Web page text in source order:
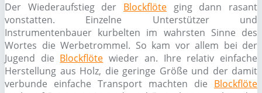
Der Wiederaufstieg der Blockflöte ging dann rasant
vonstatten. Einzelne Unterstützer und
Instrumentenbauer kurbelten im wahrsten Sinne des
Wortes die Werbetrommel. So kam vor allem bei der
Jugend die Blockflöte wieder an. Ihre relativ einfache
Herstellung aus Holz, die geringe Größe und der damit
verbunde einfache Transport machten die Blockflöte